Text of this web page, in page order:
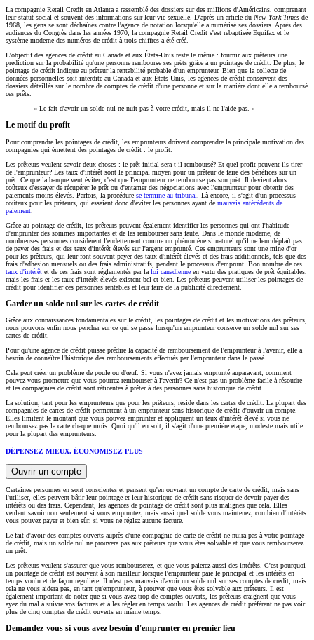
La compagnie Retail Credit en Atlanta a rassemblé des dossiers sur des millions d'Américains, comprenant
leur statut social et souvent des informations sur leur vie sexuelle. D'après un article du New York Times de
1968, les gens se sont déchaînés contre l'agence de notation lorsqu'elle a numérisé ses dossiers. Après des
audiences du Congrès dans les années 1970, la compagnie Retail Credit s'est rebaptisée Equifax et le
système moderne des numéros de crédit à trois chiffres a été créé.
L'objectif des agences de crédit au Canada et aux États-Unis reste le même : fournir aux prêteurs une
prédiction sur la probabilité qu'une personne rembourse ses prêts grâce à un pointage de crédit. De plus, le
pointage de crédit indique au prêteur la rentabilité probable d'un emprunteur. Bien que la collecte de
données personnelles soit interdite au Canada et aux États-Unis, les agences de crédit conservent des
dossiers détaillés sur le nombre de comptes de crédit d'une personne et sur la manière dont elle a remboursé
ces prêts.
« Le fait d'avoir un solde nul ne nuit pas à votre crédit, mais il ne l'aide pas. »
Le motif du profit
Pour comprendre les pointages de crédit, les emprunteurs doivent comprendre la principale motivation des
compagnies qui émettent des pointages de crédit : le profit.
Les prêteurs veulent savoir deux choses : le prêt initial sera-t-il remboursé? Et quel profit peuvent-ils tirer
de l'emprunteur? Les taux d'intérêt sont le principal moyen pour un prêteur de faire des bénéfices sur un
prêt. Ce que la banque veut éviter, c'est que l'emprunteur ne rembourse pas son prêt. Il devient alors
coûteux d'essayer de récupérer le prêt ou d'entamer des négociations avec l'emprunteur pour obtenir des
paiements moins élevés. Parfois, la procédure se termine au tribunal . Là encore, il s'agit d'un processus
coûteux pour les prêteurs, qui essaient donc d'éviter les personnes ayant de mauvais antécédents de
paiement
Grâce au pointage de crédit, les prêteurs peuvent également identifier les personnes qui ont l'habitude
d'emprunter des sommes importantes et de les rembourser sans faute. Dans le monde moderne, de
nombreuses personnes considèrent l'endettement comme un phénomène si naturel qu'il ne leur déplaît pas
de payer des frais et des taux d'intérêt élevés sur l'argent emprunté. Ces emprunteurs sont une mine d'or
pour les prêteurs, qui leur font souvent payer des taux d'intérêt élevés et des frais additionnels, tels que des
frais d'adhésion mensuels ou des frais administratifs, pendant le processus d'emprunt. Bon nombre de ces
taux d'intérêt et de ces frais sont réglementés par la loi canadienne en vertu des pratiques de prêt équitables,
mais les frais et les taux d'intérêt élevés existent bel et bien. Les prêteurs peuvent utiliser les pointages de
crédit pour identifier ces personnes rentables et leur faire de la publicité directement.
Garder un solde nul sur les cartes de crédit
Grâce aux connaissances fondamentales sur le crédit, les pointages de crédit et les motivations des prêteurs,
nous pouvons enfin nous pencher sur ce qui se passe lorsqu'un emprunteur conserve un solde nul sur ses
cartes de crédit.
Pour qu'une agence de crédit puisse prédire la capacité de remboursement de l'emprunteur à l'avenir, elle a
besoin de connaître l'historique des remboursements effectués par l'emprunteur dans le passé.
Cela peut créer un problème de poule ou d'œuf. Si vous n'avez jamais emprunté auparavant, comment
pouvez-vous promettre que vous pourrez rembourser à l'avenir? Ce n'est pas un problème facile à résoudre
et les compagnies de crédit sont réticentes à prêter à des personnes sans historique de crédit.
La solution, tant pour les emprunteurs que pour les prêteurs, réside dans les cartes de crédit. La plupart des
compagnies de cartes de crédit permettent à un emprunteur sans historique de crédit d'ouvrir un compte.
Elles limitent le montant que vous pouvez emprunter et appliquent un taux d'intérêt élevé si vous ne
remboursez pas la carte chaque mois. Quoi qu'il en soit, il s'agit d'une première étape, modeste mais utile
pour la plupart des emprunteurs.
DÉPENSEZ MIEUX. ÉCONOMISEZ PLUS
Ouvrir un compte
Certaines personnes en sont conscientes et pensent qu'en ouvrant un compte de carte de crédit, mais sans
l'utiliser, elles peuvent bâtir leur pointage et leur historique de crédit sans risquer de devoir payer des
intérêts ou des frais. Cependant, les agences de pointage de crédit sont plus malignes que cela. Elles
veulent savoir non seulement si vous empruntez, mais aussi quel solde vous maintenez, combien d'intérêts
vous pouvez payer et bien sûr, si vous ne réglez aucune facture.
Le fait d'avoir des comptes ouverts auprès d'une compagnie de carte de crédit ne nuira pas à votre pointage
de crédit, mais un solde nul ne prouvera pas aux prêteurs que vous êtes solvable et que vous rembourserez
un prêt.
Les prêteurs veulent s'assurer que vous rembourserez, et que vous paierez aussi des intérêts. C'est pourquoi
un pointage de crédit est souvent à son meilleur lorsque l'emprunteur paie le principal et les intérêts en
temps voulu et de façon régulière. Il n'est pas mauvais d'avoir un solde nul sur ses comptes de crédit, mais
cela ne vous aidera pas, en tant qu'emprunteur, à prouver que vous êtes solvable aux prêteurs. Il est
également important de noter que si vous avez trop de comptes ouverts, les prêteurs craignent que vous
ayez du mal à suivre vos factures et à les régler en temps voulu. Les agences de crédit préfèrent ne pas voir
plus de cinq comptes de crédit ouverts en même temps.
Demandez-vous si vous avez besoin d'emprunter en premier lieu